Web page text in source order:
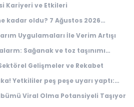
Kariyeri ve Etkileri
kadar oldu? 7 Ağustos 2026
Uygulamaları İle Verim Artışı
Sağanak ve toz taşınımı
Gelişmeler ve Rekabet
Yetkililer peş peşe uyarı yaptı:
Viral Olma Potansiyeli Taşıyor